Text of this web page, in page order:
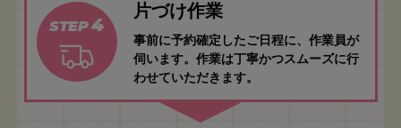
STEP4
片づけ作業
事前に予約確定したご日程に、作業員が
伺います。作業は丁寧かつスムーズに行
わせていただきます。